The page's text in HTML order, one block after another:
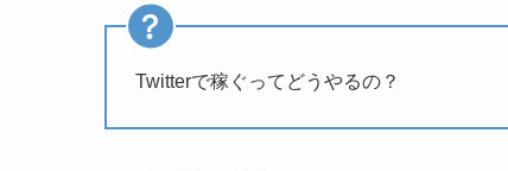
Twitterで稼ぐってどうやるの？